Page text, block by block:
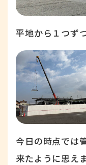
平地から１つず
今日の時点では
来たように思えま